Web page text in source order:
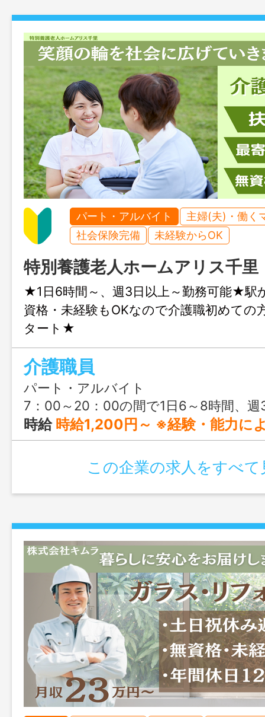
パート・アルバイト
主婦(夫)・働く
社会保険完備
未経験からOK
特別養護老人ホームアリス千里
★1日6時間～、週3日以上～勤務可能★駅
資格・未経験もOKなので介護職初めての
タート★
介護職員
パート・アルバイト
7：00～20：00の間で1日6～8時間、週
時給 時給1,200円～ ※経験・能力による ※試用期間3ヶ月有（
この企業の求人をすべて